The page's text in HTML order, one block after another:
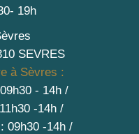
19h
SEVRES
à Sèvres :
- 14h /
-14h /
09h30 -14h /